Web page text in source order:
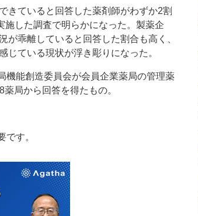
ていると回答した薬剤師がわずか2割
した調査で明らかになった。製薬企
乖離していると回答した割合も高く、
じている現状が浮き彫りになった。
能創造委員会が会員企業薬局の管理薬
局から回答を得たもの。
です。